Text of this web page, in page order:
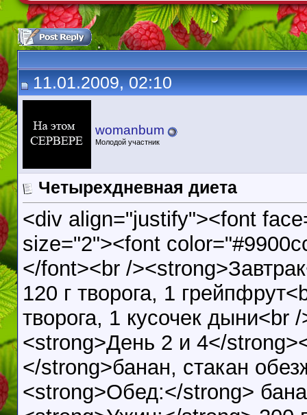
11.01.2009, 02:10
womanbum
Молодой участник
Четырехдневная диета
<div align="justify"><font
size="2"><font
</font><br /
120 г творога, 1
творога, 1 кусочек дыни<br
<strong>День 2 и 4</
</strong>банан, стакан
<strong>Обед:</strong>